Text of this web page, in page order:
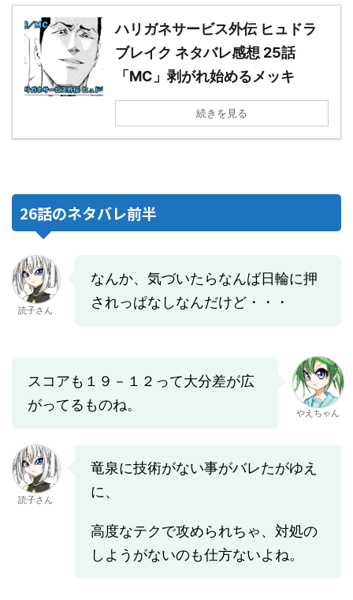
ハリガネサービス外伝 ヒュドラ
ブレイク ネタバレ感想 25話
「MC」剥がれ始めるメッキ
続きを見る
26話のネタバレ前半
読子さん
なんか、気づいたらなんば日輪に押
されっぱなしなんだけど・・・
スコアも１９－１２って大分差が広
がってるものね。
やえちゃん
読子さん
竜泉に技術がない事がバレたがゆえ
に、
高度なテクで攻められちゃ、対処の
しようがないのも仕方ないよね。